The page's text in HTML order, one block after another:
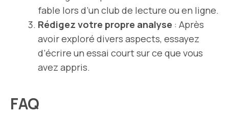
fable lors d’un club de lecture ou en ligne.
Rédigez votre propre analyse : Après
avoir exploré divers aspects, essayez
d’écrire un essai court sur ce que vous
avez appris.
FAQ